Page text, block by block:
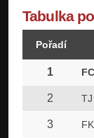
Tabulka
Pořadí
1
2
3